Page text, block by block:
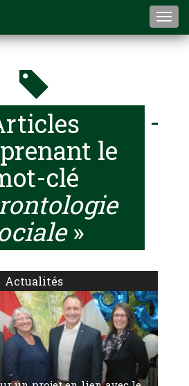
le
clé
»
Actualités